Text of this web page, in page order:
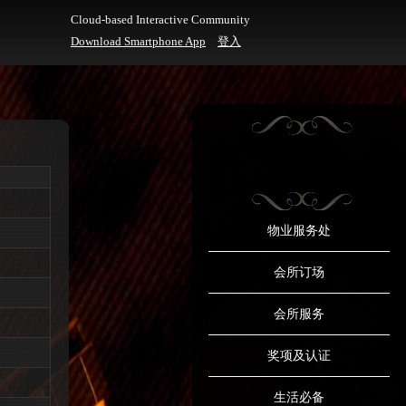
Cloud-based Interactive Community
Download Smartphone App
登入
物业服务处
会所订场
会所服务
奖项及认证
生活必备